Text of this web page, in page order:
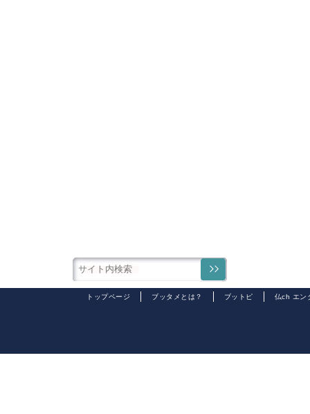
トップページ ブッタメとは？ ブットピ 仏ch エン